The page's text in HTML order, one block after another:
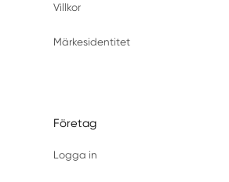
Villkor
Märkesidentitet
Företag
Logga in